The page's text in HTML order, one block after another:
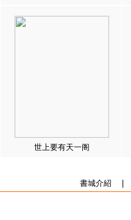
世上要有天一阁
書城介紹